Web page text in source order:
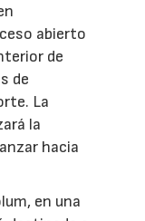
abierto
de
de
La
la
hacia
en una